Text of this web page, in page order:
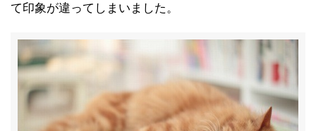
て印象が違ってしまいました。